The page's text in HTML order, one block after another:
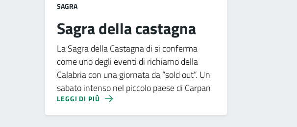
SAGRA
Sagra della castagna
La Sagra della Castagna di si conferma
come uno degli eventi di richiamo della
Calabria con una giornata da “sold out”. Un
sabato intenso nel piccolo paese di Carpan
LEGGI DI PIÙ